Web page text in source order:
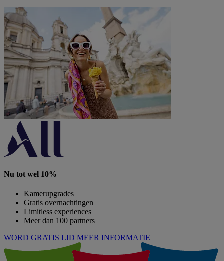
Nu tot wel 10%
Kamerupgrades
Gratis overnachtingen
Limitless experiences
Meer dan 100 partners
WORD GRATIS LID MEER INFORMATIE